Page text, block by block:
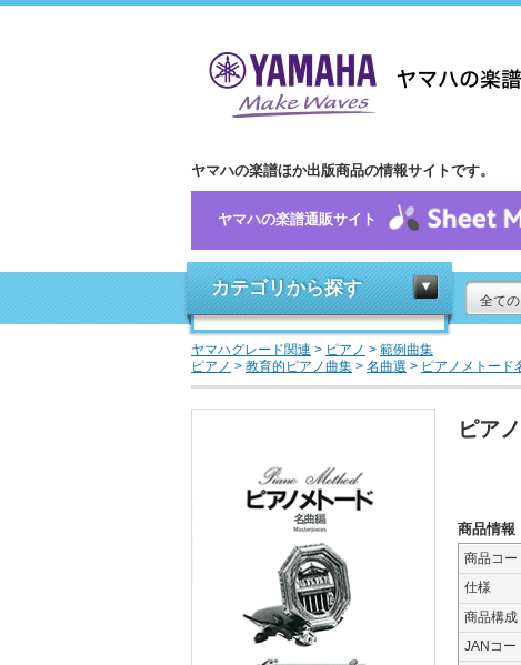
ヤマハの楽譜ほか出版商品の情報サイトです。
ヤマハの楽譜通販サイト
カテゴリから探す
全て
ヤマハグレード関連 > ピアノ > 範例曲集
ピアノ > 教育的ピアノ曲集 > 名曲選 > ピアノメトード
ピア
商品情報
商品コー
仕様
商品構成
JANコー